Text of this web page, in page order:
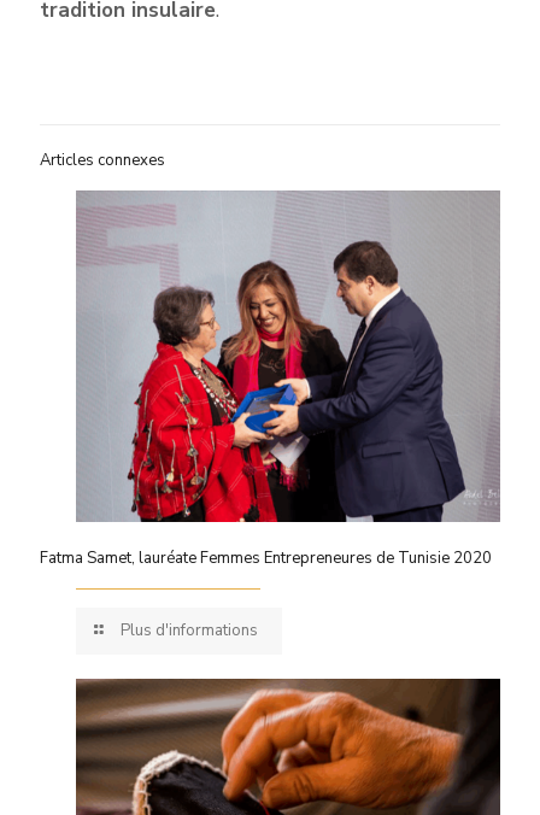
tradition insulaire.
Articles connexes
Fatma Samet, lauréate Femmes Entrepreneures de Tunisie 2020
Plus d'informations